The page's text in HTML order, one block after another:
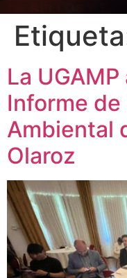
La
Informe
Ambiental
Olaroz